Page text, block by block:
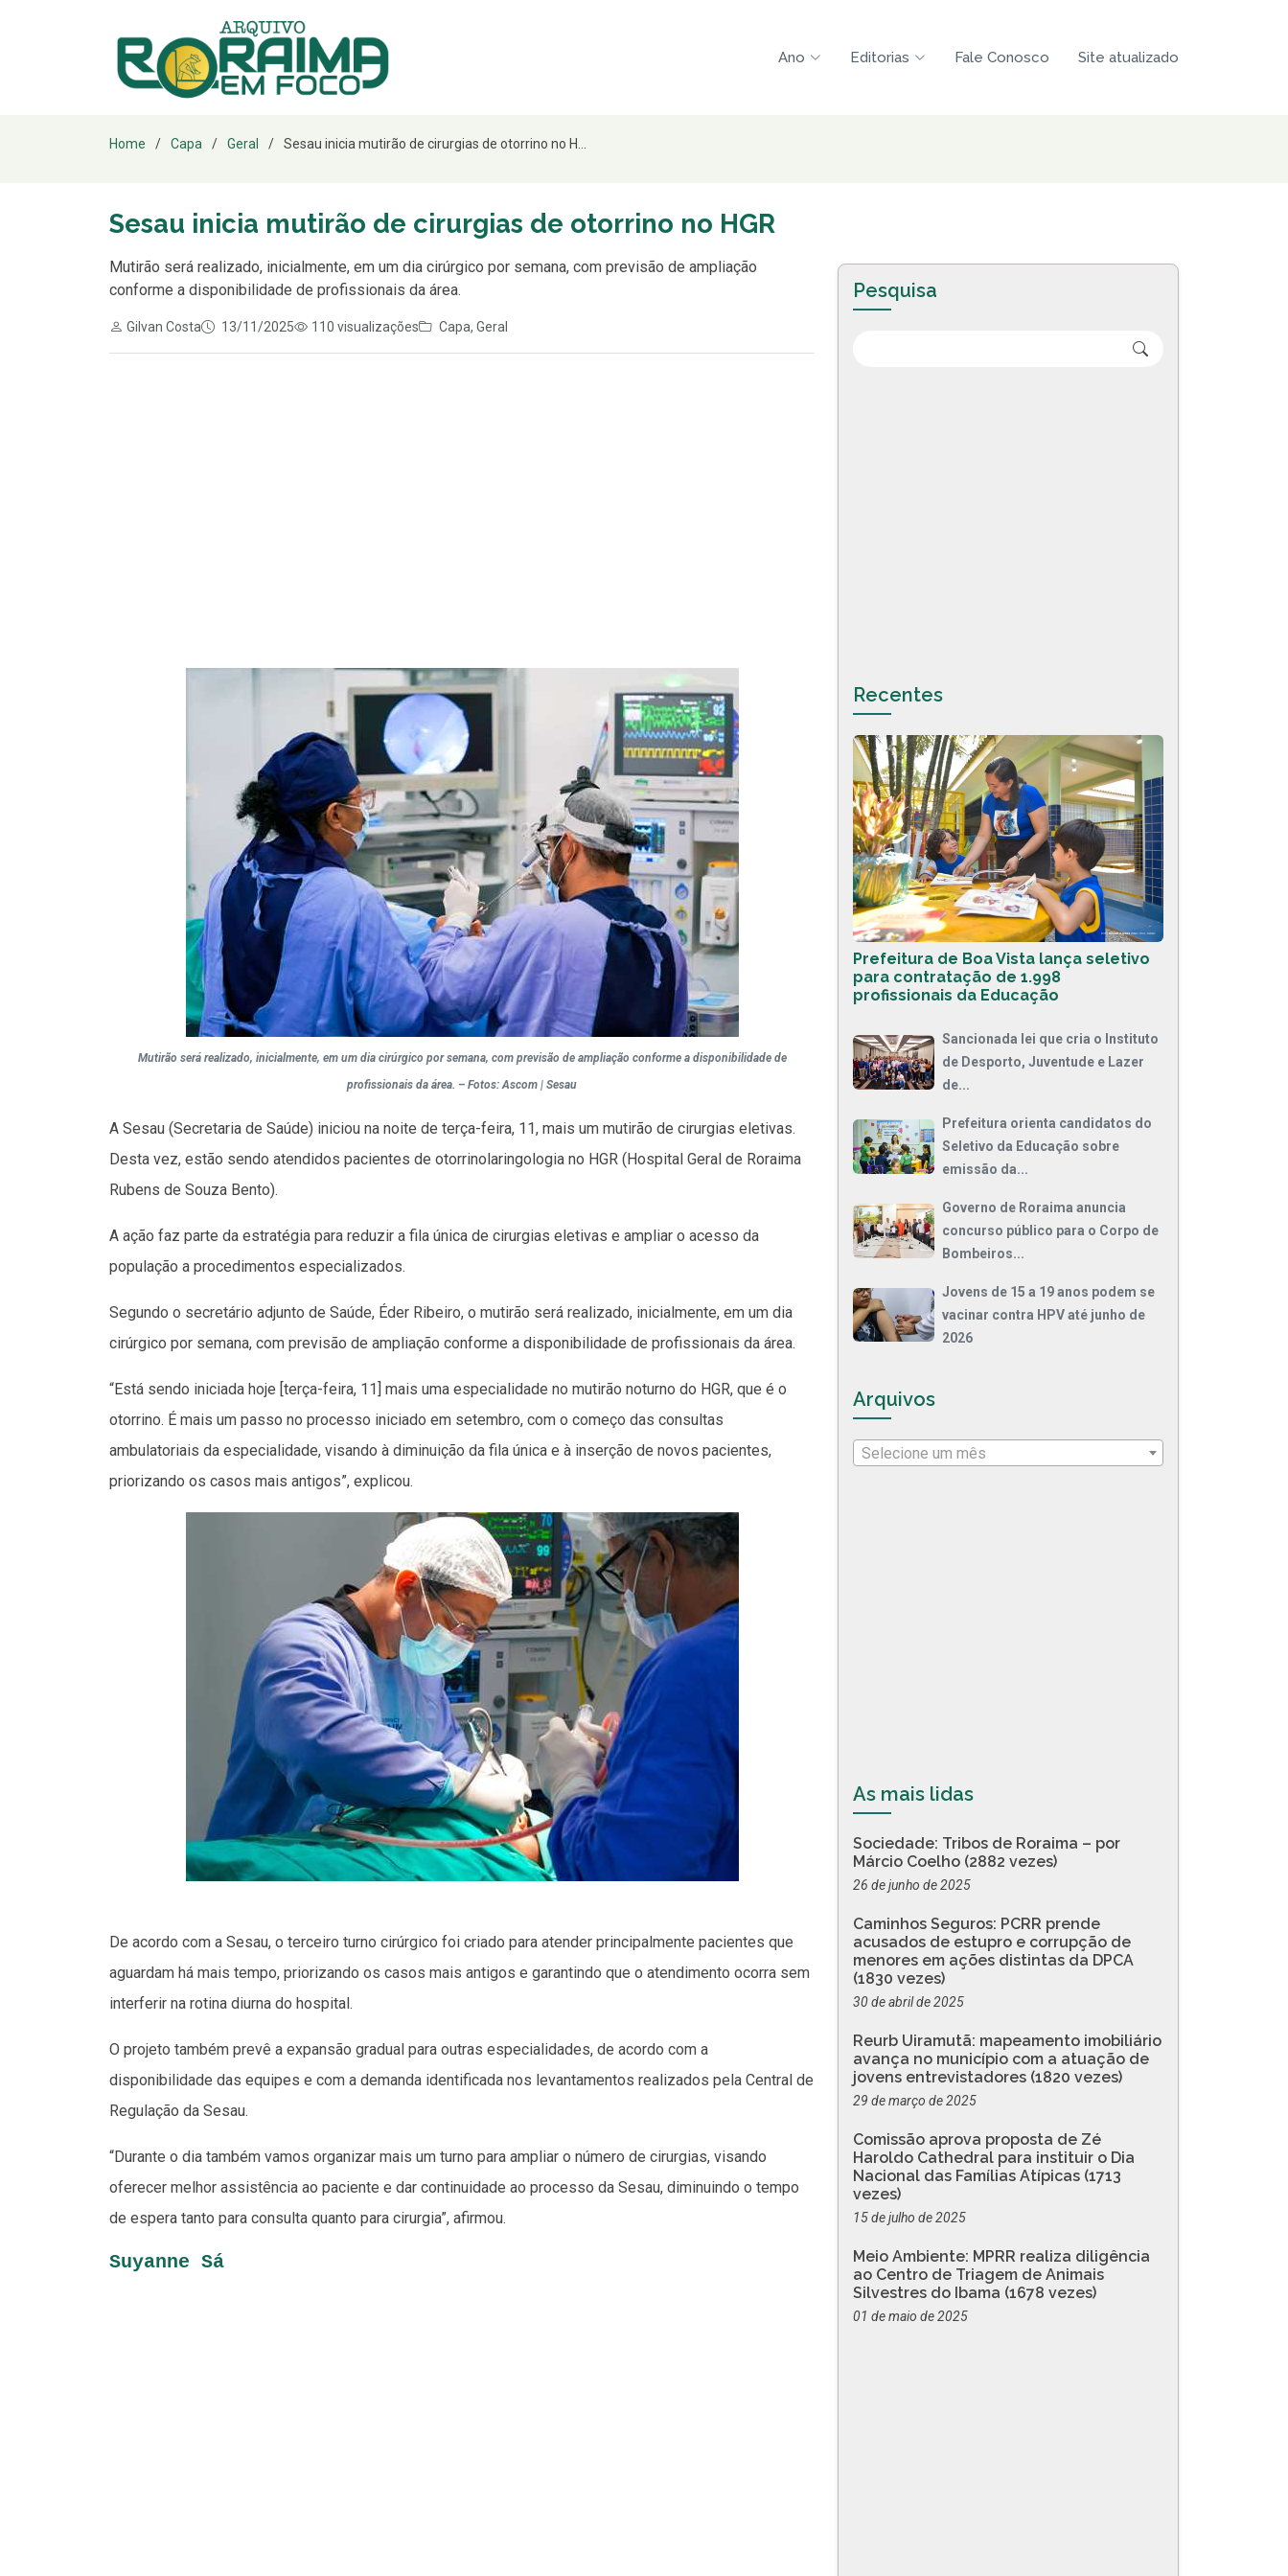
Ano Editorias Fale Conosco Site atualizado
Home Capa Geral Sesau inicia mutirão de cirurgias de otorrino no H...
Sesau inicia mutirão de cirurgias de otorrino no HGR
Mutirão será realizado, inicialmente, em um dia cirúrgico por semana, com previsão de ampliação
conforme a disponibilidade de profissionais da área.
Gilvan Costa 13/11/2025 110 visualizações Capa, Geral
Mutirão será realizado, inicialmente, em um dia cirúrgico por semana, com previsão de ampliação conforme a disponibilidade de
profissionais da área. – Fotos: Ascom | Sesau
A Sesau (Secretaria de Saúde) iniciou na noite de terça-feira, 11, mais um mutirão de cirurgias eletivas.
Desta vez, estão sendo atendidos pacientes de otorrinolaringologia no HGR (Hospital Geral de Roraima
Rubens de Souza Bento).
A ação faz parte da estratégia para reduzir a fila única de cirurgias eletivas e ampliar o acesso da
população a procedimentos especializados.
Segundo o secretário adjunto de Saúde, Éder Ribeiro, o mutirão será realizado, inicialmente, em um dia
cirúrgico por semana, com previsão de ampliação conforme a disponibilidade de profissionais da área.
“Está sendo iniciada hoje [terça-feira, 11] mais uma especialidade no mutirão noturno do HGR, que é o
otorrino. É mais um passo no processo iniciado em setembro, com o começo das consultas
ambulatoriais da especialidade, visando à diminuição da fila única e à inserção de novos pacientes,
priorizando os casos mais antigos”, explicou.
De acordo com a Sesau, o terceiro turno cirúrgico foi criado para atender principalmente pacientes que
aguardam há mais tempo, priorizando os casos mais antigos e garantindo que o atendimento ocorra sem
interferir na rotina diurna do hospital.
O projeto também prevê a expansão gradual para outras especialidades, de acordo com a
disponibilidade das equipes e com a demanda identificada nos levantamentos realizados pela Central de
Regulação da Sesau.
“Durante o dia também vamos organizar mais um turno para ampliar o número de cirurgias, visando
oferecer melhor assistência ao paciente e dar continuidade ao processo da Sesau, diminuindo o tempo
de espera tanto para consulta quanto para cirurgia”, afirmou.
Suyanne Sá
Pesquisa
Recentes
Prefeitura de Boa Vista lança seletivo
para contratação de 1.998
profissionais da Educação
Sancionada lei que cria o Instituto
de Desporto, Juventude e Lazer
de...
Prefeitura orienta candidatos do
Seletivo da Educação sobre
emissão da...
Governo de Roraima anuncia
concurso público para o Corpo de
Bombeiros...
Jovens de 15 a 19 anos podem se
vacinar contra HPV até junho de
2026
Arquivos
Selecione um mês
As mais lidas
Sociedade: Tribos de Roraima – por
Márcio Coelho (2882 vezes)
26 de junho de 2025
Caminhos Seguros: PCRR prende
acusados de estupro e corrupção de
menores em ações distintas da DPCA
(1830 vezes)
30 de abril de 2025
Reurb Uiramutã: mapeamento imobiliário
avança no município com a atuação de
jovens entrevistadores (1820 vezes)
29 de março de 2025
Comissão aprova proposta de Zé
Haroldo Cathedral para instituir o Dia
Nacional das Famílias Atípicas (1713
vezes)
15 de julho de 2025
Meio Ambiente: MPRR realiza diligência
ao Centro de Triagem de Animais
Silvestres do Ibama (1678 vezes)
01 de maio de 2025